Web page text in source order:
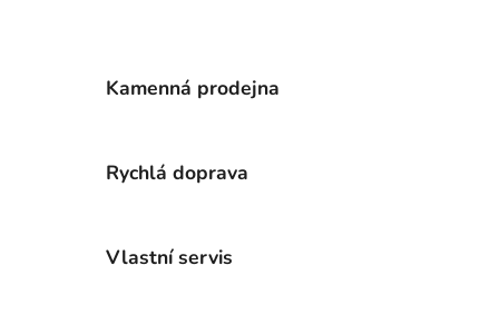
Kamenná prodejna
Rychlá doprava
Vlastní servis